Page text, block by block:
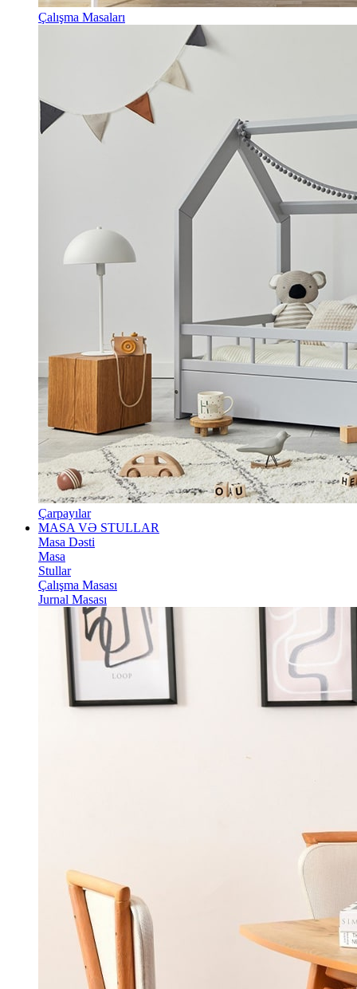
Çalışma Masaları
Çarpayılar
MASA VƏ STULLAR
Masa Dəsti
Masa
Stullar
Çalışma Masası
Jurnal Masası